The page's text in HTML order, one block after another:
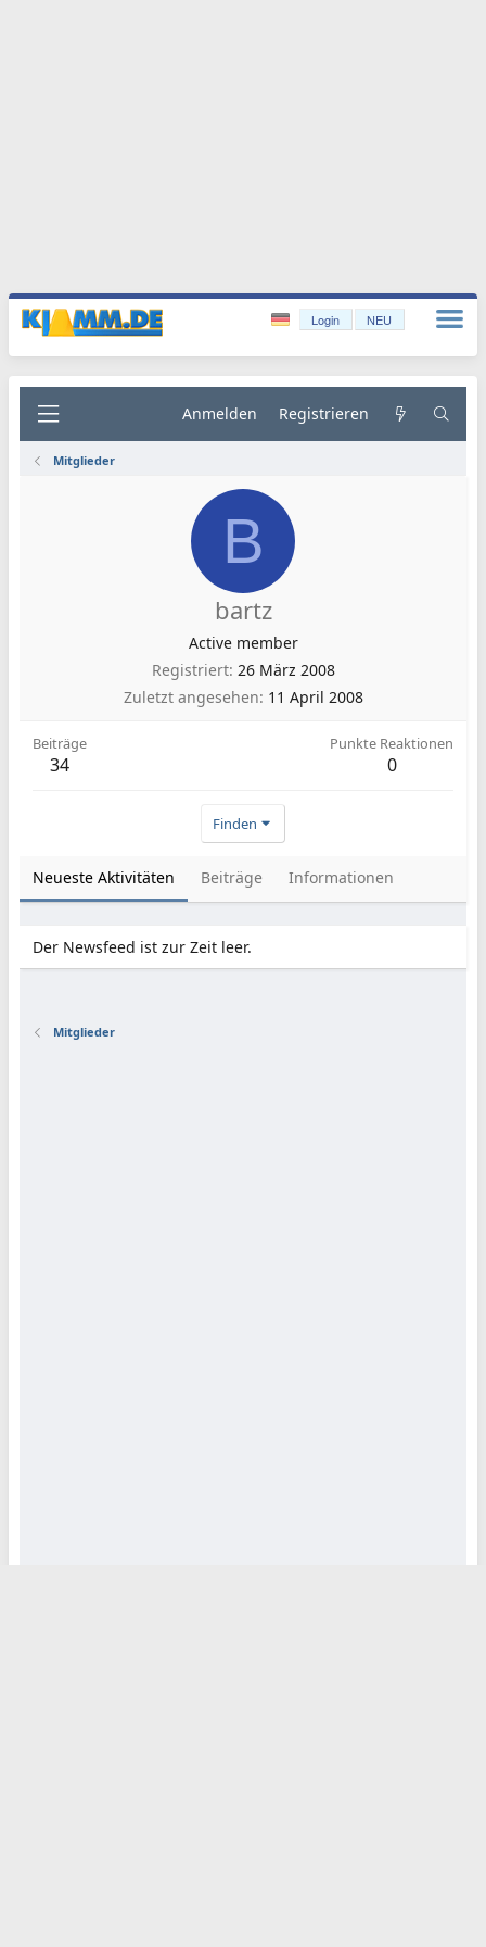
Login NEU
Anmelden Registrieren
Mitglieder
B
bartz
Active member
Registriert 26 März 2008
Zuletzt angesehen 11 April 2008
Beiträge
34
Punkte Reaktionen
0
Finden
Neueste Aktivitäten Beiträge Informationen
Der Newsfeed ist zur Zeit leer.
Mitglieder